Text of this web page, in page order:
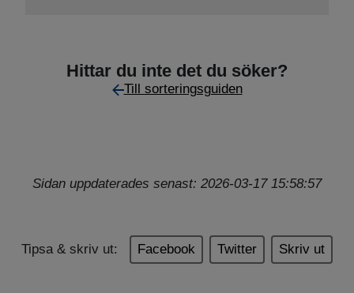
Hittar du inte det du söker?
Till sorteringsguiden
Sidan uppdaterades senast: 2026-03-17 15:58:57
Tipsa & skriv ut: Facebook Twitter Skriv ut